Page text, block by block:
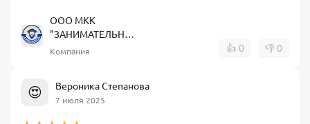
ООО МКК
"ЗАНИМАТЕЛЬНЫЕ
ФИНАНСЫ"
Компания 👍 0 👎 0
😍 Вероника Степанова
7 июля 2025